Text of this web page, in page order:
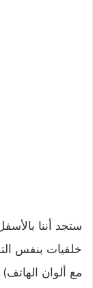
خلفيات بنفس
مع ألوان